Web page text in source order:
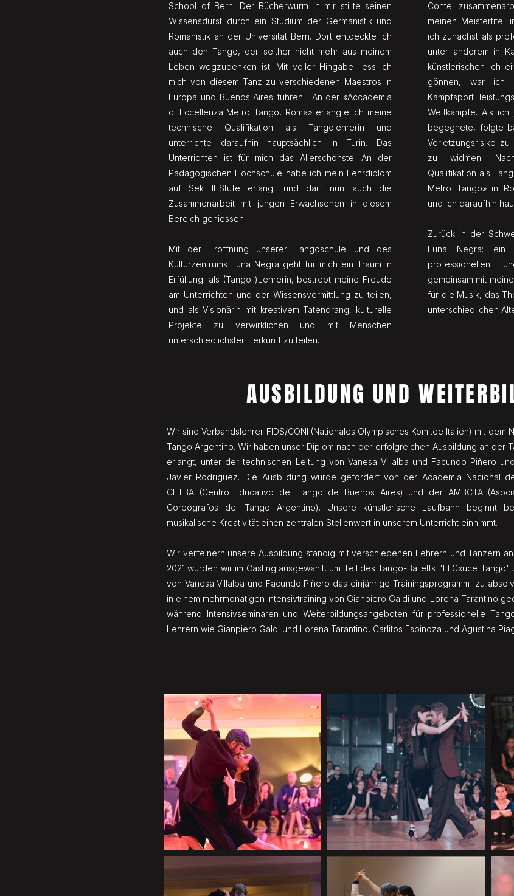
School of Bern. Der Bücherwurm in mir stillte seinen
Wissensdurst durch ein Studium der Germanistik und
Romanistik an der Universität Bern. Dort entdeckte ich
auch den Tango, der seither nicht mehr aus meinem
Leben wegzudenken ist. Mit voller Hingabe liess ich
mich von diesem Tanz zu verschiedenen Maestros in
Europa und Buenos Aires führen. An der «Accademia
di Eccellenza Metro Tango, Roma» erlangte ich meine
technische Qualifikation als Tangolehrerin und
unterrichte daraufhin hauptsächlich in Turin. Das
Unterrichten ist für mich das Allerschönste. An der
Pädagogischen Hochschule habe ich mein Lehrdiplom
auf Sek II-Stufe erlangt und darf nun auch die
Zusammenarbeit mit jungen Erwachsenen in diesem
Bereich geniessen.
Mit der Eröffnung unserer Tangoschule und des
Kulturzentrums Luna Negra geht für mich ein Traum in
Erfüllung: als (Tango-)Lehrerin, bestrebt meine Freude
am Unterrichten und der Wissensvermittlung zu teilen,
und als Visionärin mit kreativem Tatendrang, kulturelle
Projekte zu verwirklichen und mit Menschen
unterschiedlichster Herkunft zu teilen.
Conte
meinen Meistertitel
ich zunächst als
unter anderem in
künstlerischen Ich
gönnen, war ich
Kampfsport
Wettkämpfe. Als
begegnete, folgte
Verletzungsrisiko zu
zu widmen.
Qualifikation als
Metro Tango» in
und ich daraufhin
Zurück in der
Luna Negra: ein
professionellen
gemeinsam mit
für die Musik, das
unterschiedlichen
AUSBILDUNG UND
Wir sind Verbandslehrer FIDS/CONI (Nationales Olympisches Komitee Italien) mit dem
Tango Argentino. Wir haben unser Diplom nach der erfolgreichen Ausbildung an der
erlangt, unter der technischen Leitung von Vanesa Villalba und Facundo Piñero
Javier Rodriguez. Die Ausbildung wurde gefördert von der Academia Nacional
CETBA (Centro Educativo del Tango de Buenos Aires) und der AMBCTA
Coreógrafos del Tango Argentino). Unsere künstlerische Laufbahn beginnt
musikalische Kreativität einen zentralen Stellenwert in unserem Unterricht einnimmt.
Wir verfeinern unsere Ausbildung ständig mit verschiedenen Lehrern und Tänzern
2021 wurden wir im Casting ausgewählt, um Teil des Tango-Balletts "El Cxuce
von Vanesa Villalba und Facundo Piñero das einjährige Trainingsprogramm zu
in einem mehrmonatigen Intensivtraining von Gianpiero Galdi und Lorena Tarantino
während Intensivseminaren und Weiterbildungsangeboten für professionelle
Lehrern wie Gianpiero Galdi und Lorena Tarantino, Carlitos Espinoza und Agustina